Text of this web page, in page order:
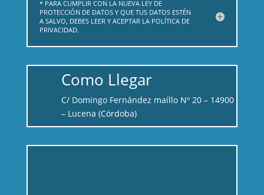
* PARA CUMPLIR CON LA NUEVA LEY DE
PROTECCIÓN DE DATOS Y QUE TUS DATOS ESTÉN
A SALVO, DEBES LEER Y ACEPTAR LA POLÍTICA DE
PRIVACIDAD.
Como Llegar
C/ Domingo Fernández maíllo Nº 20 – 14900
– Lucena (Córdoba)